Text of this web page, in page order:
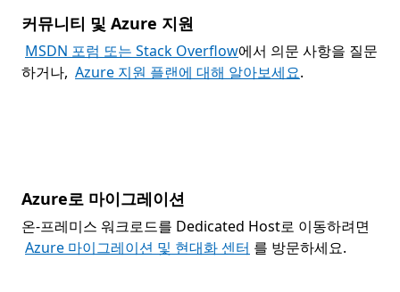
커뮤니티 및 Azure 지원
MSDN 포럼 또는 Stack Overflow에서 의문 사항을 질문
하거나, Azure 지원 플랜에 대해 알아보세요.
Azure로 마이그레이션
온-프레미스 워크로드를 Dedicated Host로 이동하려면
Azure 마이그레이션 및 현대화 센터 를 방문하세요.